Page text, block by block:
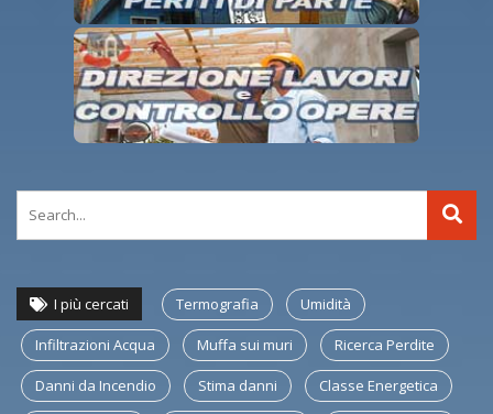
I più cercati Termografia Umidità
Infiltrazioni Acqua Muffa sui muri Ricerca Perdite
Danni da Incendio Stima danni Classe Energetica